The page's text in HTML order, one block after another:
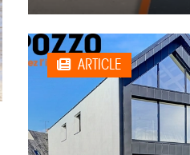
ARTICLE